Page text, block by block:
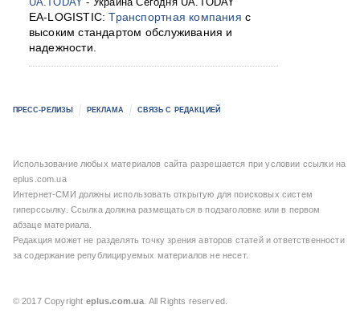
EA-LOGISTIC:Транспортная компания с
высоким стандартом обслуживания и
надежности.
ПРЕСС-РЕЛИЗЫ РЕКЛАМА СВЯЗЬ С РЕДАКЦИЕЙ
Использование любых материалов сайта разрешается при условии ссылки на
eplus.com.ua
Интернет-СМИ должны использовать открытую для поисковых систем
гиперссылку. Ссылка должна размещаться в подзаголовке или в первом
абзаце материала.
Редакция может не разделять точку зрения авторов статей и ответственности
за содержание републицируемых материалов не несет.
© 2017 Copyright eplus.com.ua . All Rights reserved.